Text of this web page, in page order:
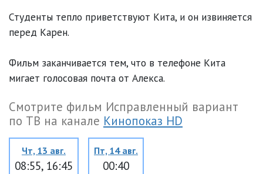
Студенты тепло приветствуют Кита, и он извиняется
перед Карен.
Фильм заканчивается тем, что в телефоне Кита
мигает голосовая почта от Алекса.
Смотрите фильм Исправленный вариант
по ТВ на канале Кинопоказ HD
Чт, 13 авг.
08:55, 16:45
Пт, 14 авг.
00:40